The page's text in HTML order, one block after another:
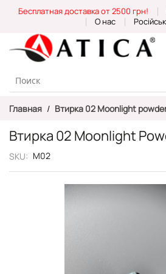
Content
Бесплатная доставка от 2500 грн!
О нас
Главная Втирка 02 Moonlight
Втирка 02 Moonlight
SKU М02